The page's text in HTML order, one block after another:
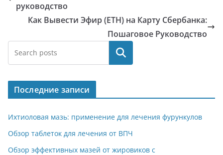
руководство
Как Вывести Эфир (ETH) на Карту Сбербанка:
Пошаговое Руководство
Поиск
Последние записи
Ихтиоловая мазь: применение для лечения фурункулов
Обзор таблеток для лечения от ВПЧ
Обзор эффективных мазей от жировиков с